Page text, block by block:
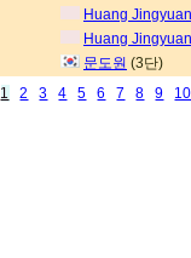
Huang Jingyuan
Huang Jingyuan
문도원 (3단)
1
2 3 4 5 6 7 8 9 10